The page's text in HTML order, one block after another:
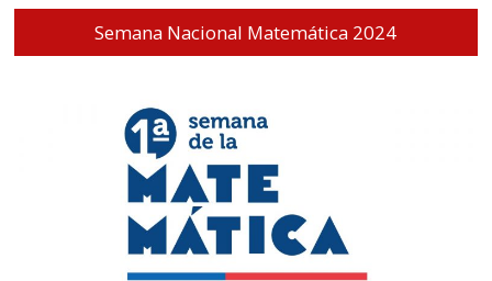
Semana Nacional Matemática 2024